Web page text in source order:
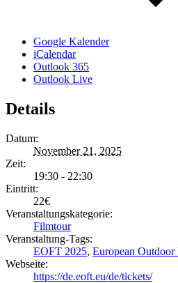
Google Kalender
iCalendar
Outlook 365
Outlook Live
Details
Datum:
November 21, 2025
Zeit:
19:30 - 22:30
Eintritt:
22€
Veranstaltungskategorie:
Filmtour
Veranstaltung-Tags:
EOFT 2025, European
Webseite:
https://de.eoft.eu/de/tickets/